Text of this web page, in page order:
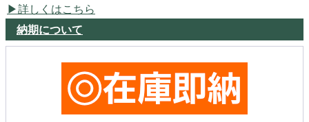
詳しくはこちら
納期について